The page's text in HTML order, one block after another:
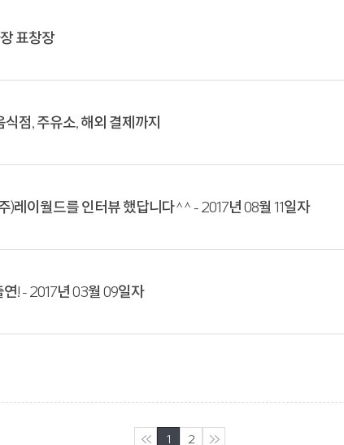
표창장
점, 주유소, 해외 결제까지
)레이월드를 인터뷰 했답니다^^ - 2017년 08월 11일자
! - 2017년 03월 09일자
��ó��
1 2